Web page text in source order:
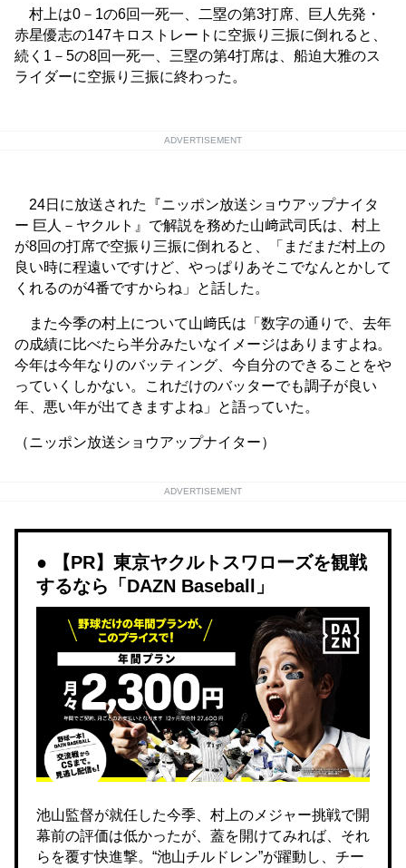
村上は0－1の6回一死一、二塁の第3打席、巨人先発・
赤星優志の147キロストレートに空振り三振に倒れると、
続く1－5の8回一死一、三塁の第4打席は、船迫大雅のス
ライダーに空振り三振に終わった。
ADVERTISEMENT
24日に放送された『ニッポン放送ショウアップナイタ
ー 巨人－ヤクルト』で解説を務めた山﨑武司氏は、村上
が8回の打席で空振り三振に倒れると、「まだまだ村上の
良い時に程遠いですけど、やっぱりあそこでなんとかして
くれるのが4番ですからね」と話した。
また今季の村上について山﨑氏は「数字の通りで、去年
の成績に比べたら半分みたいなイメージはありますよね。
今年は今年なりのバッティング、今自分のできることをや
っていくしかない。これだけのバッターでも調子が良い
年、悪い年が出てきますよね」と語っていた。
（ニッポン放送ショウアップナイター）
ADVERTISEMENT
【PR】東京ヤクルトスワローズを観戦
するなら「DAZN Baseball」
池山監督が就任した今季、村上のメジャー挑戦で開
幕前の評価は低かったが、蓋を開けてみれば、それ
らを覆す快進撃。“池山チルドレン”が躍動し、チー